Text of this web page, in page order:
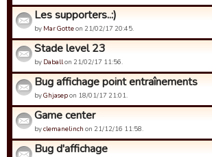
Les supporters..:)
by Mar Gotteon 21/02/17 20:45.
Stade level 23
by Daballon 21/02/17 11:56.
Bug affichage point entraînements
byGhjasepon 18/01/17 21:01.
Game center
byclemanelinch on 21/12/16 11:58.
Bug d'affichage